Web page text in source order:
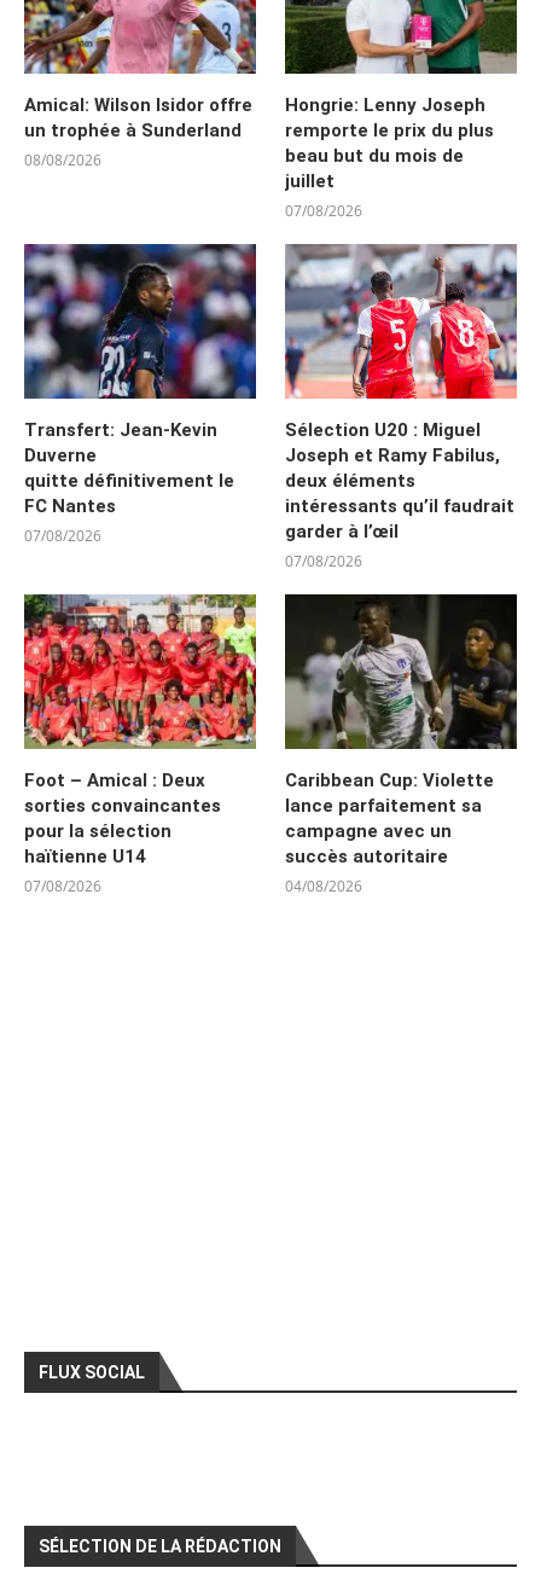
Amical: Wilson Isidor offre
un trophée à Sunderland
08/08/2026
Hongrie: Lenny Joseph
remporte le prix du plus
beau but du mois de
juillet
07/08/2026
Transfert: Jean-Kevin
Duverne
quitte définitivement le
FC Nantes
07/08/2026
Sélection U20 : Miguel
Joseph et Ramy Fabilus,
deux éléments
intéressants qu’il faudrait
garder à l’œil
07/08/2026
Foot – Amical : Deux
sorties convaincantes
pour la sélection
haïtienne U14
07/08/2026
Caribbean Cup: Violette
lance parfaitement sa
campagne avec un
succès autoritaire
04/08/2026
FLUX SOCIAL
SÉLECTION DE LA RÉDACTION